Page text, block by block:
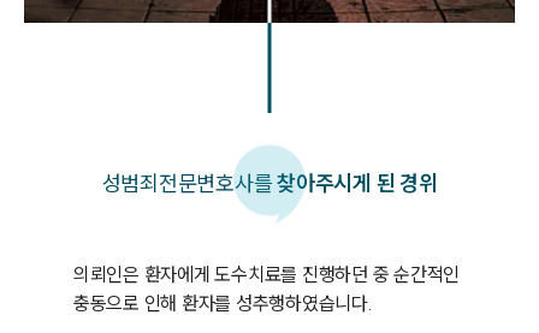
성범죄전문변호사를찾아주시게 된 경위
의뢰인은 환자에게 도수치료를 진행하던 중 순간적인
충동으로 인해 환자를 성추행하였습니다.